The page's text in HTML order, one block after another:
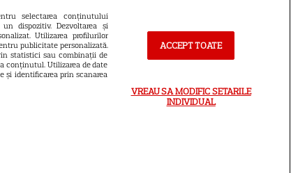
salvatorul lui Alexandru,
micuțul de 5 ani dispărut 3 zile
în pădure. Ce spune despre
copiii lui
selectarea conținutului
dispozitiv. Dezvoltarea și
Utilizarea profilurilor
publicitate personalizată.
statistici sau combinații de
conținutul. Utilizarea de date
și identificarea prin scanarea
ACCEPT TOATE
VREAU SA MODIFIC SETARILE
INDIVIDUAL